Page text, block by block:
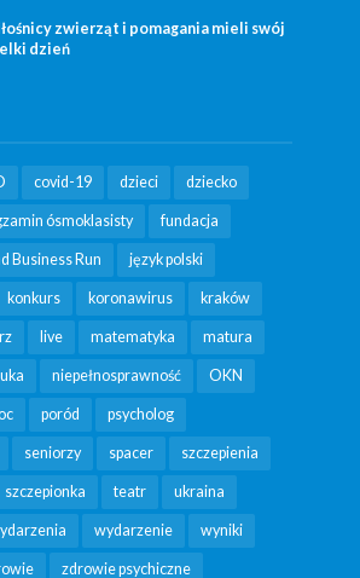
zwierząt i pomagania mieli swój
dzień
covid-19 dzieci dziecko
ósmoklasisty fundacja
Business Run język polski
konkurs koronawirus kraków
live matematyka matura
niepełnosprawność OKN
poród psycholog
seniorzy spacer szczepienia
szczepionka teatr ukraina
wydarzenie wyniki
zdrowie psychiczne